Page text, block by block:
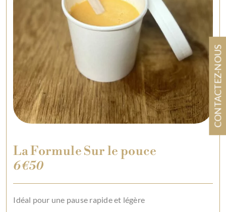
La Formule Sur le pouce
6€50
Idéal pour une pause rapide et légère
CONTACTEZ-NOUS